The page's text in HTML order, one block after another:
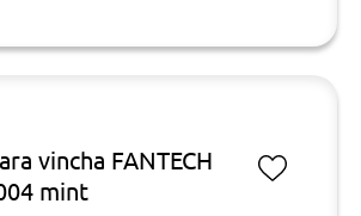
vincha FANTECH
mint